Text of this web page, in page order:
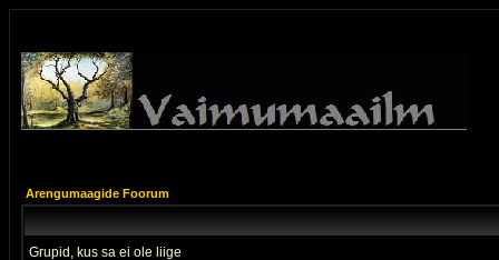
Arengumaagide Foorum
Grupid, kus sa ei ole liige